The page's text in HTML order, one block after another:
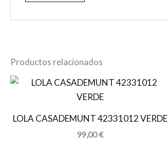
Productos relacionados
LOLA CASADEMUNT 42331012 VERDE
99,00€